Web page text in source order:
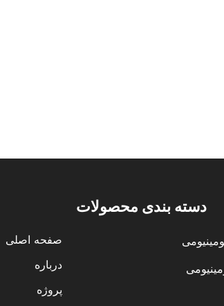
صفحه اصلی
درباره
پروژه
دسته بندی محصولات